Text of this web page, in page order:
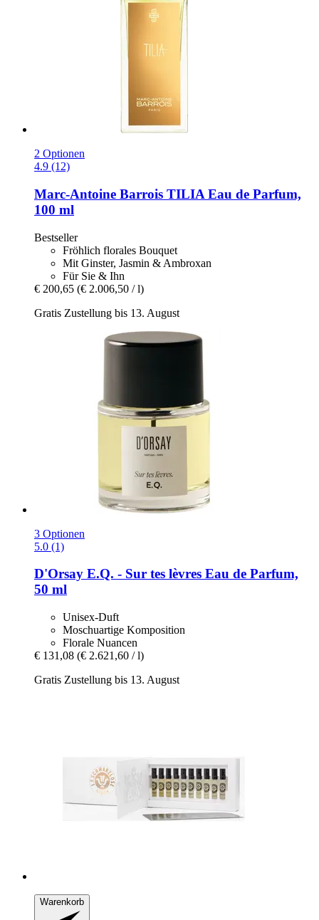
2 Optionen
4.9 (12)
Marc-Antoine Barrois TILIA Eau de Parfum,
100 ml
Bestseller
Fröhlich florales Bouquet
Mit Ginster, Jasmin & Ambroxan
Für Sie & Ihn
€ 200,65 (€ 2.006,50 / l)
Gratis Zustellung bis 13. August
3 Optionen
5.0 (1)
D'Orsay E.Q. -​ Sur tes lèvres Eau de Parfum,
50 ml
Unisex-Duft
Moschuartige Komposition
Florale Nuancen
€ 131,08 (€ 2.621,60 / l)
Gratis Zustellung bis 13. August
Warenkorb